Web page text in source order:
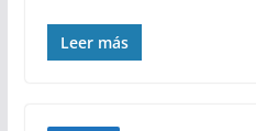
Leer más